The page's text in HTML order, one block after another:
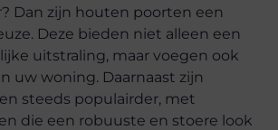
Dan zijn houten poorten een
Deze bieden niet alleen een
uitstraling, maar voegen ook
uw woning. Daarnaast zijn
steeds populairder, met
die een robuuste en stoere look